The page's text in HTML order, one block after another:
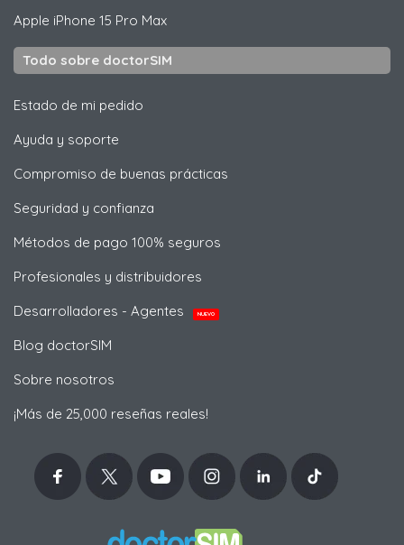
Apple iPhone 15 Pro Max
Todo sobre doctorSIM
Estado de mi pedido
Ayuda y soporte
Compromiso de buenas prácticas
Seguridad y confianza
Métodos de pago 100% seguros
Profesionales y distribuidores
Desarrolladores - Agentes
NUEVO
Blog doctorSIM
Sobre nosotros
¡Más de 25,000 reseñas reales!